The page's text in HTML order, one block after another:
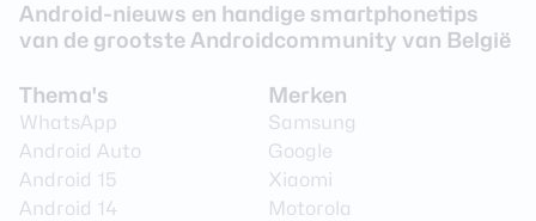
Android-nieuws en handige smartphonetips
van de grootste Androidcommunity van België
Thema's
WhatsApp
Android Auto
Android 15
Android 14
Merken
Samsung
Google
Xiaomi
Motorola